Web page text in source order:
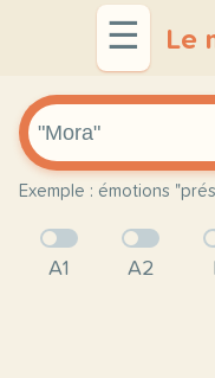
☰ Le
Exemple : émotions
A1 A2